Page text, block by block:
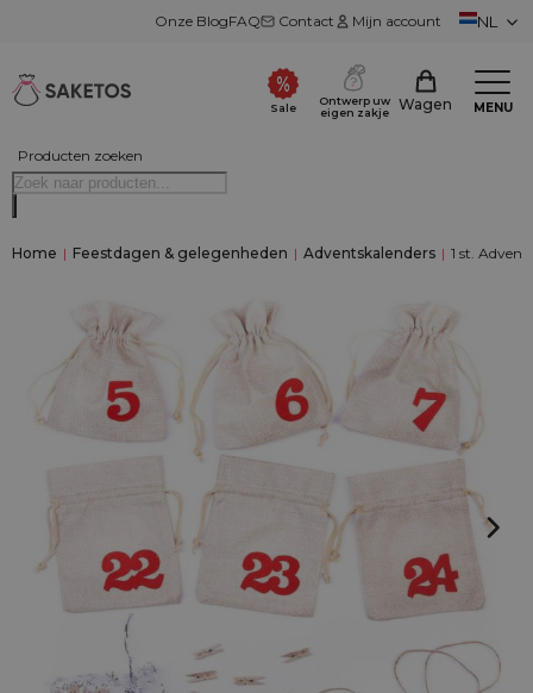
Onze BlogFAQ Contact Mijn account NL
Producten zoeken
Sale
Ontwerp uw
eigen zakje
Wagen MENU
Home | Feestdagen & gelegenheden | Adventskalenders | 1 st.